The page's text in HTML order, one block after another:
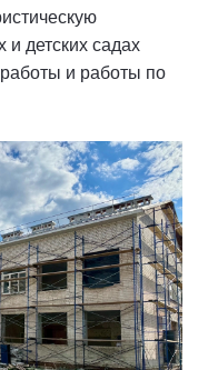
и детских садах
и работы по